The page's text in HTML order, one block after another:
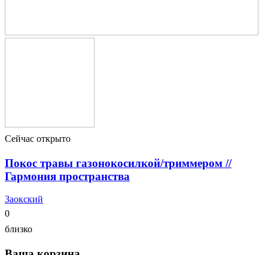
Сейчас открыто
Покос травы газонокосилкой/триммером //
Гармония пространства
Заокский
0
близко